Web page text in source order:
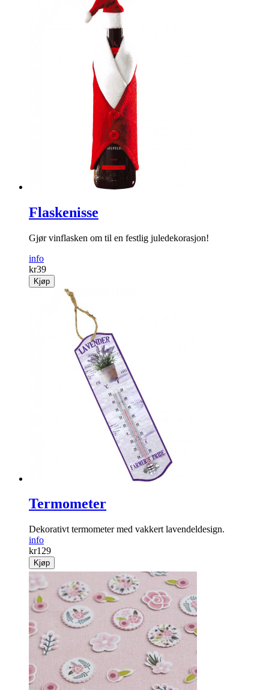
Flaskenisse
Gjør vinflasken om til en festlig juledekorasjon!
info
kr39
Kjøp
Termometer
Dekorativt termometer med ­vakkert lavendeldesign.
info
kr129
Kjøp